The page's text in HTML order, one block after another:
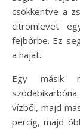
csökkentve a
citromlevet
fejbőrbe. Ez
a hajat.
Egy másik
vízből, majd
percig, majd